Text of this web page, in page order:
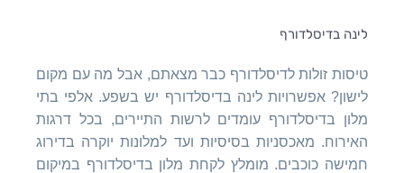
לינה בדיסלדורף
טיסות זולות לדיסלדורף כבר מצאתם, אבל מה עם מקום
לישון? אפשרויות לינה בדיסלדורף יש בשפע. אלפי בתי
מלון בדיסלדורף עומדים לרשות התיירים, בכל דרגות
האירוח. מאכסניות בסיסיות ועד למלונות יוקרה בדירוג
חמישה כוכבים. מומלץ לקחת מלון בדיסלדורף במיקום